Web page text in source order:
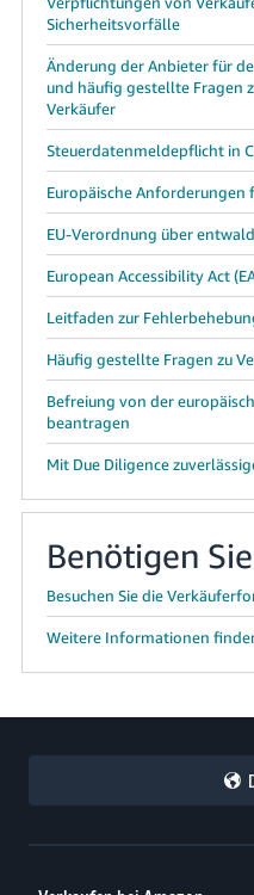
Sicherheitsvorfälle
Änderung der Anbieter für
und häufig gestellte Fragen
Verkäufer
Steuerdatenmeldepflicht in
Europäische Anforderungen
EU-Verordnung über
European Accessibility Act
Leitfaden zur
Häufig gestellte Fragen zu
Befreiung von der
beantragen
Mit Due Diligence
Benötigen
Besuchen Sie die
Weitere Informationen